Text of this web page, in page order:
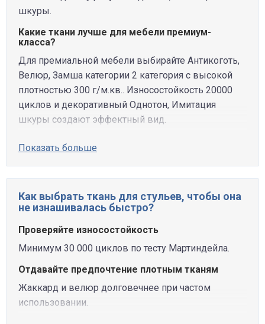
шкуры.
Какие ткани лучше для мебели премиум-
класса?
Для премиальной мебели выбирайте Антикоготь,
Велюр, Замша категории 2 категория с высокой
плотностью 300 г/м.кв.. Износостойкость 20000
циклов и декоративный Однотон, Имитация
шкуры создают эффектный вид.
Показать больше
Как выбрать ткань для стульев, чтобы она
не изнашивалась быстро?
Проверяйте износостойкость
Минимум 30 000 циклов по тесту Мартиндейла.
Отдавайте предпочтение плотным тканям
Жаккард и велюр долговечнее при частом
использовании.